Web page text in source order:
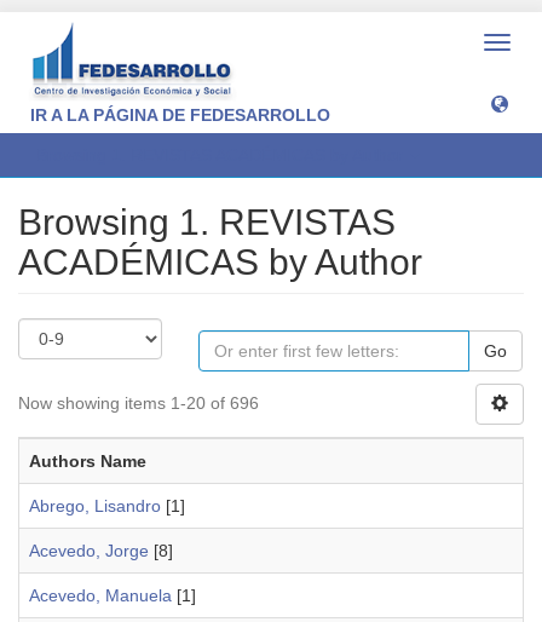
IR A LA PÁGINA DE FEDESARROLLO
Browsing 1. REVISTAS
ACADÉMICAS by Author
Go
Now showing items 1-20 of 696
Authors Name
Abrego, Lisandro [1]
Acevedo, Jorge [8]
Acevedo, Manuela [1]